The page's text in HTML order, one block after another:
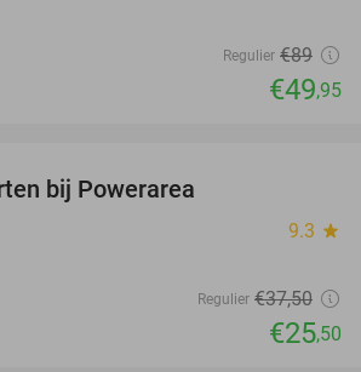
Regulier €89
€49,95
bij Powerarea
9.3 star
Regulier €37,50
€25,50